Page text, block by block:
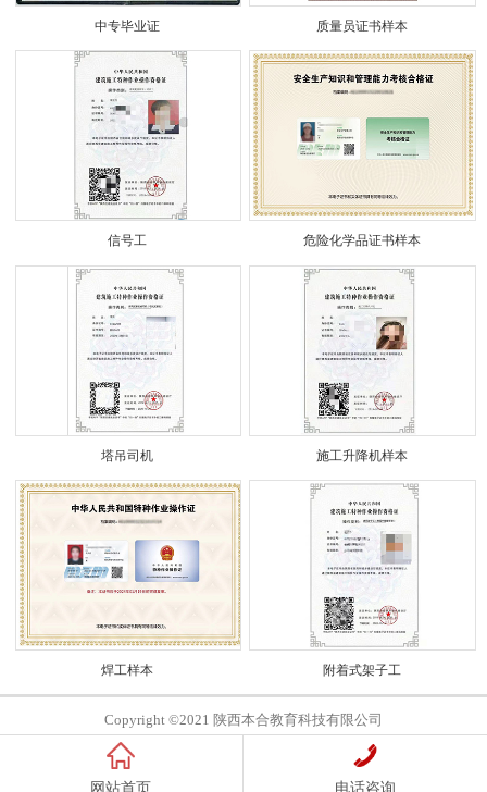
中专毕业证 质量员证书样本
信号工 危险化学品证书样本
塔吊司机 施工升降机样本
焊工样本 附着式架子工
Copyright ©2021 陕西本合教育科技有限公司
网站首页 电话咨询